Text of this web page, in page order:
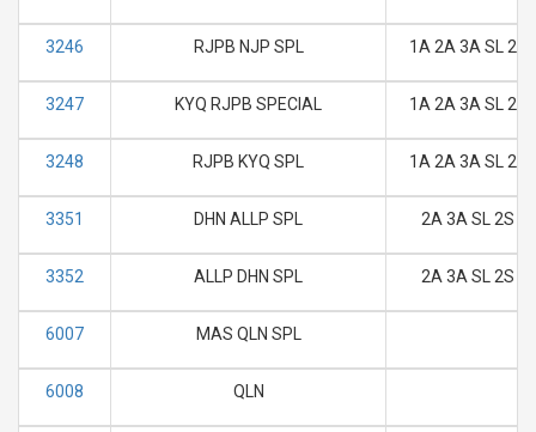
3246 RJPB NJP SPL 1A 2A 3A SL 2S
3247 KYQ RJPB SPECIAL 1A 2A 3A SL 2S
3248 RJPB KYQ SPL 1A 2A 3A SL 2S
3351 DHN ALLP SPL 2A 3A SL 2S
3352 ALLP DHN SPL 2A 3A SL 2S
6007 MAS QLN SPL
6008 QLN